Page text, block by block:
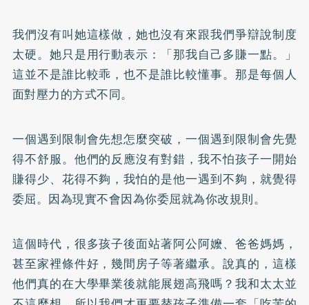
我們沒有叫她這樣做，她也沒有來跟我們爭辯說制度
太硬。她只是用行動表示：「那我自己多賺一點。」
這並不是誰比較乖，也不是誰比較懂事。那是每個人
面對壓力的方式不同。
一個遇到限制會先想怎麼突破，一個遇到限制會先覺
得不舒服。他們的反應沒有對錯，我不怕孩子一開始
賺得少、花得不夠，我怕的是他一遇到不夠，就覺得
委屈。因為現實不會因為你委屈就為你改規則。
這個時代，很多孩子後面站著阿公阿嬤、爸爸媽媽，
甚至家裡條件好，幾間房子等著繼承。說真的，這樣
他們真的在大學畢業後就能展翅高飛嗎？我和太太並